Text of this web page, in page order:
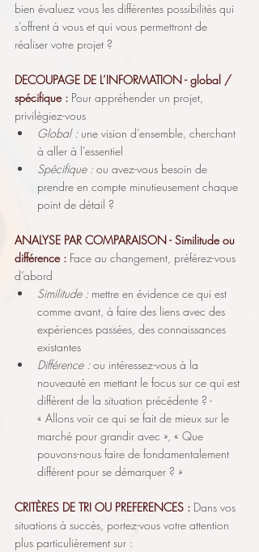
bien évaluez vous les différentes possibilités qui
s’offrent à vous et qui vous permettront de
réaliser votre projet ?
DECOUPAGE DE L’INFORMATION - global /
spécifique : Pour appréhender un projet,
privilégiez-vous
Global : une vision d’ensemble, cherchant
à aller à l’essentiel
Spécifique : ou avez-vous besoin de
prendre en compte minutieusement chaque
point de détail ?
ANALYSE PAR COMPARAISON - Similitude ou
différence : Face au changement, préférez-vous
d’abord
Similitude : mettre en évidence ce qui est
comme avant, à faire des liens avec des
expériences passées, des connaissances
existantes
Différence : ou intéressez-vous à la
nouveauté en mettant le focus sur ce qui est
différent de la situation précédente ? -
« Allons voir ce qui se fait de mieux sur le
marché pour grandir avec », « Que
pouvons-nous faire de fondamentalement
différent pour se démarquer ? »
CRITÈRES DE TRI OU PREFERENCES : Dans vos
situations à succès, portez-vous votre attention
plus particulièrement sur :